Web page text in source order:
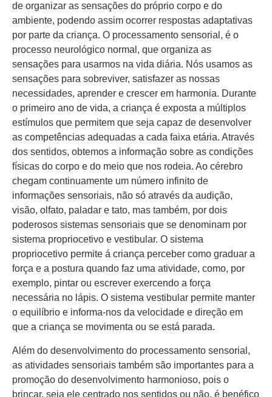
de organizar as sensações do próprio corpo e do
ambiente, podendo assim ocorrer respostas adaptativas
por parte da criança. O processamento sensorial, é o
processo neurológico normal, que organiza as
sensações para usarmos na vida diária. Nós usamos as
sensações para sobreviver, satisfazer as nossas
necessidades, aprender e crescer em harmonia. Durante
o primeiro ano de vida, a criança é exposta a múltiplos
estímulos que permitem que seja capaz de desenvolver
as competências adequadas a cada faixa etária. Através
dos sentidos, obtemos a informação sobre as condições
físicas do corpo e do meio que nos rodeia. Ao cérebro
chegam continuamente um número infinito de
informações sensoriais, não só através da audição,
visão, olfato, paladar e tato, mas também, por dois
poderosos sistemas sensoriais que se denominam por
sistema propriocetivo e vestibular. O sistema
propriocetivo permite á criança perceber como graduar a
força e a postura quando faz uma atividade, como, por
exemplo, pintar ou escrever exercendo a força
necessária no lápis. O sistema vestibular permite manter
o equilíbrio e informa-nos da velocidade e direção em
que a criança se movimenta ou se está parada.
Além do desenvolvimento do processamento sensorial,
as atividades sensoriais também são importantes para a
promoção do desenvolvimento harmonioso, pois o
brincar, seja ele centrado nos sentidos ou não, é benéfico